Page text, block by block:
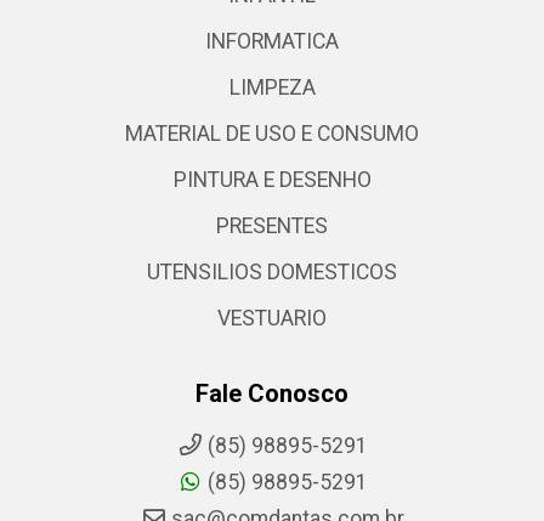
INFORMATICA
LIMPEZA
MATERIAL DE USO E CONSUMO
PINTURA E DESENHO
PRESENTES
UTENSILIOS DOMESTICOS
VESTUARIO
Fale Conosco
(85) 98895-5291
(85) 98895-5291